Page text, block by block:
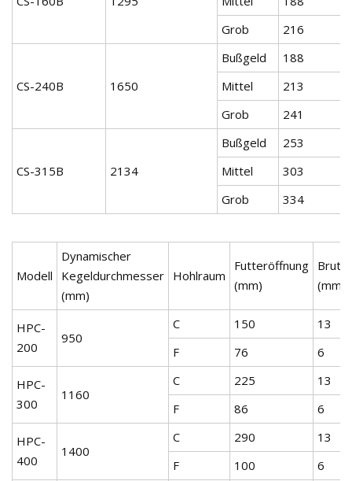
Grob
216
CS-240B 1650
Bußgeld
188
Mittel
213
Grob
241
CS-315B 2134
Bußgeld
253
Mittel
303
Grob
334
Modell
Dynamischer
Kegeldurchmesser
(mm)
Hohlraum
Futteröffnung
(mm)
(mm)
HPC-
200
950
C 150
13
F
76 6
HPC-
300
1160
C 225
13
F
86 6
HPC-
400
1400
C 290
13
F
100 6